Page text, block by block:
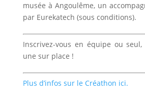
musée à Angoulême, un
par Eurekatech (sous conditions).
Inscrivez-vous en équipe ou
une sur place !
Plus d’infos sur le Créathon ici.